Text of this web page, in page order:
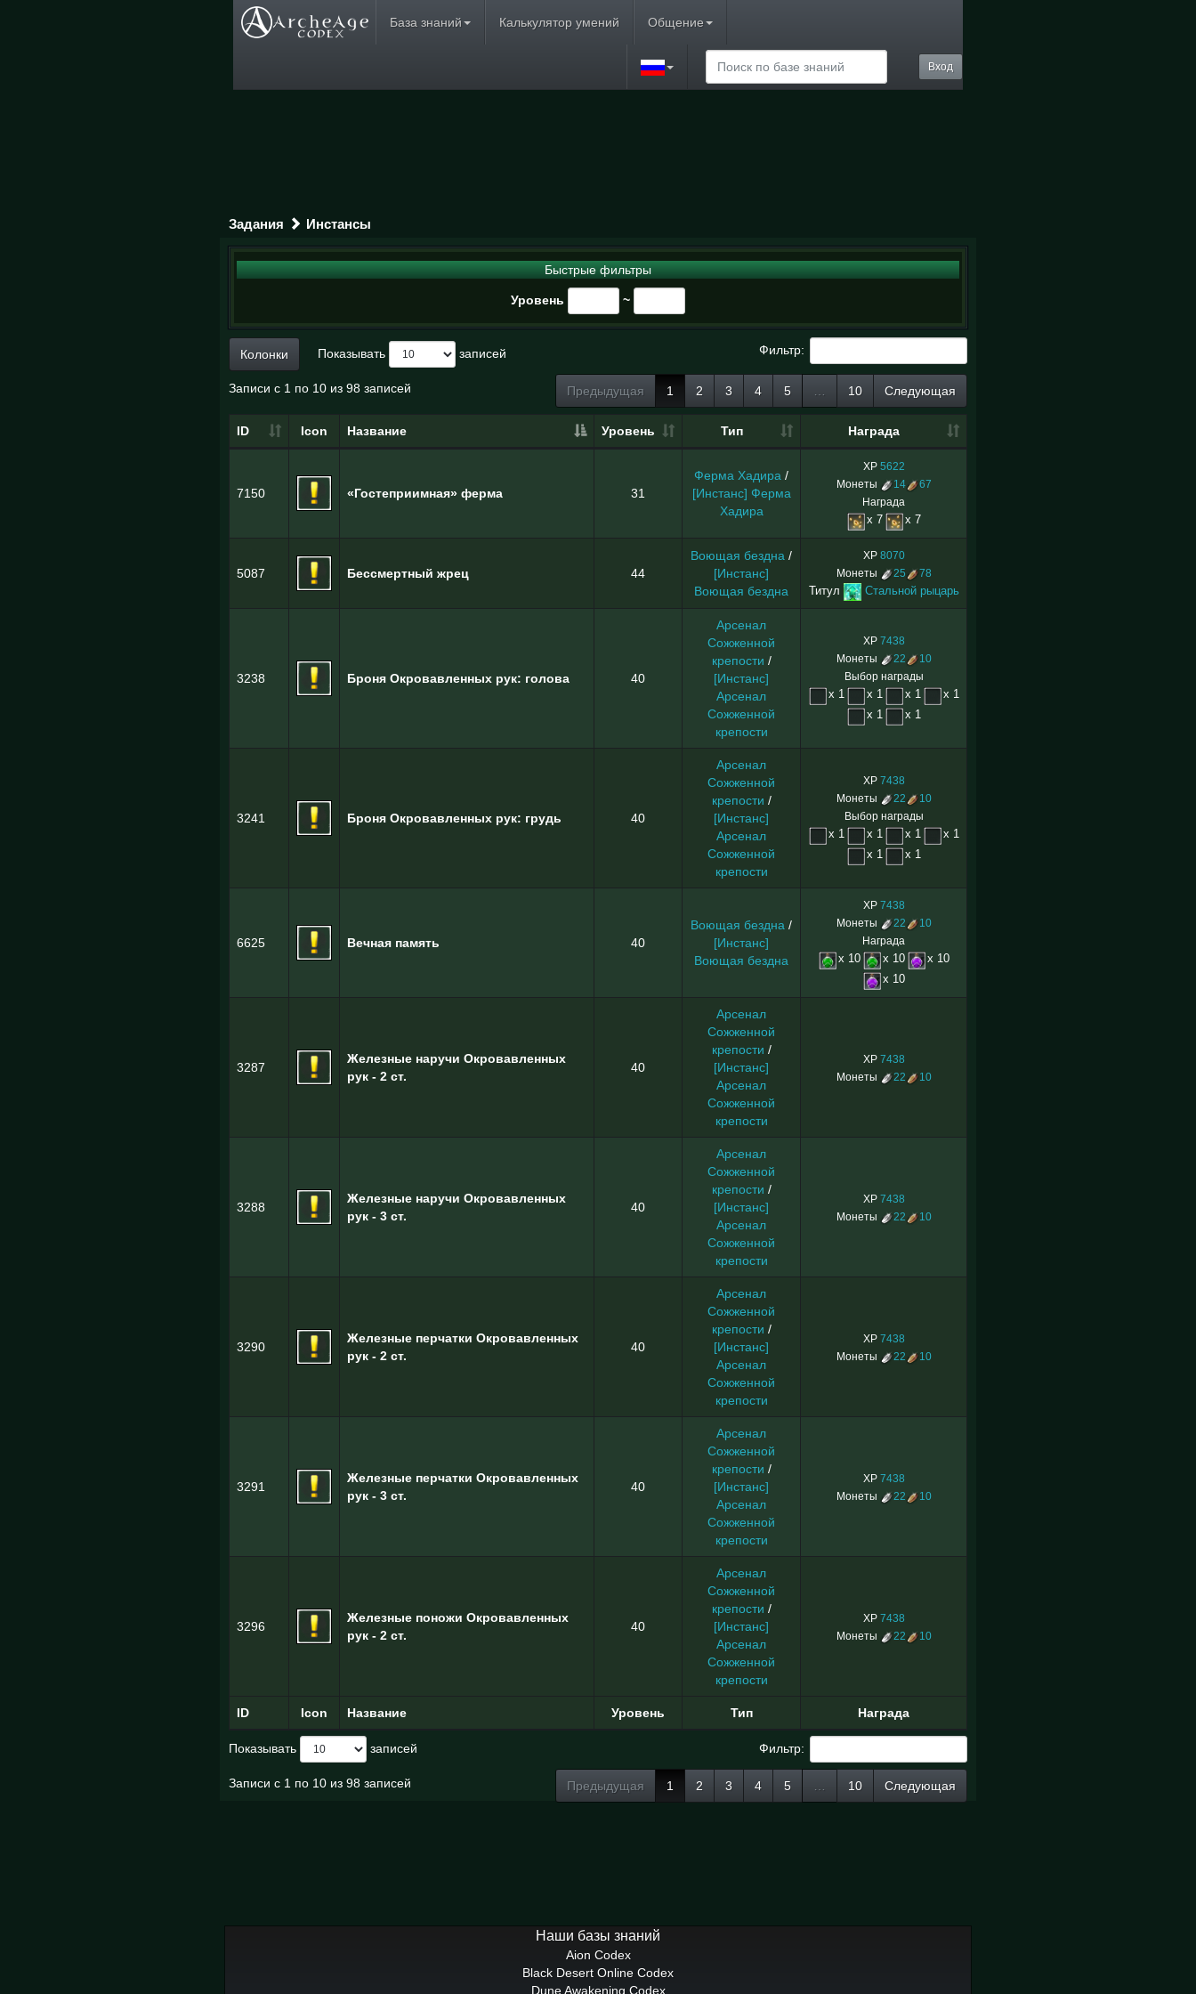
База знаний Калькулятор умений Общение
Вход
Задания Инстансы
Быстрые фильтры
Уровень ~
Колонки Показывать записей Фильтр:
Записи с 1 по 10 из 98 записей Предыдущая 1 2 3 4 5 … 10 Следующая
ID Icon Название Уровень Тип Награда
ID Icon Название Уровень Тип Награда
7150 «Гостеприимная» ферма 31
Ферма Хадира /
[Инстанс] Ферма
Хадира
XP 5622
Монеты
14
67
Награда
x 7 x 7
5087 Бессмертный жрец 44
Воющая бездна /
[Инстанс]
Воющая бездна
XP 8070
Монеты
25 78
Титул Стальной рыцарь
3238 Броня Окровавленных рук: голова 40
Арсенал
Сожженной
крепости /
[Инстанс]
Арсенал
Сожженной
крепости
XP 7438
Монеты
22
10
Выбор награды
x 1 x 1 x 1
x 1
x 1
x 1
3241 Броня Окровавленных рук: грудь 40
Арсенал
Сожженной
крепости /
[Инстанс]
Арсенал
Сожженной
крепости
XP 7438
Монеты
22
10
Выбор награды
x 1 x 1 x 1
x 1
x 1
x 1
6625 Вечная память 40
Воющая бездна /
[Инстанс]
Воющая бездна
XP 7438
Монеты
22
10
Награда
x 10 x 10
x 10
x 10
3287
Железные наручи Окровавленных
рук - 2 ст.
40
Арсенал
Сожженной
крепости /
[Инстанс]
Арсенал
Сожженной
крепости
XP 7438
Монеты
22 10
3288
Железные наручи Окровавленных
рук - 3 ст.
40
Арсенал
Сожженной
крепости /
[Инстанс]
Арсенал
Сожженной
крепости
XP 7438
Монеты
22 10
3290
Железные перчатки Окровавленных
рук - 2 ст.
40
Арсенал
Сожженной
крепости /
[Инстанс]
Арсенал
Сожженной
крепости
XP 7438
Монеты
22 10
3291
Железные перчатки Окровавленных
рук - 3 ст.
40
Арсенал
Сожженной
крепости /
[Инстанс]
Арсенал
Сожженной
крепости
XP 7438
Монеты
22 10
3296
Железные поножи Окровавленных
рук - 2 ст.
40
Арсенал
Сожженной
крепости /
[Инстанс]
Арсенал
Сожженной
крепости
XP 7438
Монеты
22 10
Показывать записей Фильтр:
Записи с 1 по 10 из 98 записей Предыдущая 1 2 3 4 5 … 10 Следующая
Наши базы знаний
Aion Codex
Black Desert Online Codex
Dune Awakening Codex